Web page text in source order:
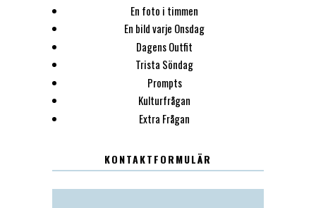
En foto i timmen
En bild varje Onsdag
Dagens Outfit
Trista Söndag
Prompts
Kulturfrågan
Extra Frågan
KONTAKTFORMULÄR